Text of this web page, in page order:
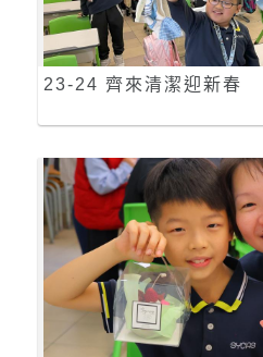
23-24 齊來清潔迎新春